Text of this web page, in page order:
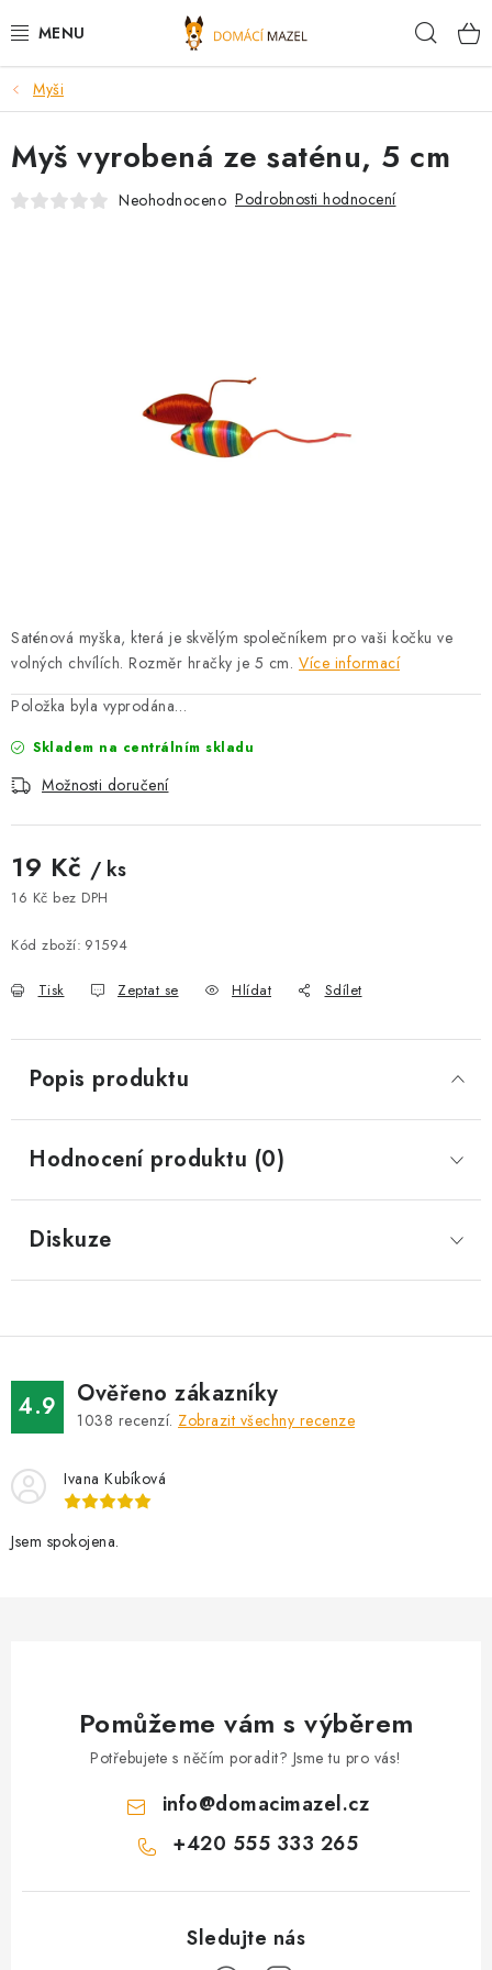
na
DOPORUČUJEME
VÝPRODEJ SKLADU
PSI
HODNOCENÍ OBCHODU
Kontakt Možnosti dopravy
Obchodní podmínky
Zásady zpracování osobních údajů
Věrnostní slevy
Myši
Saténová myška, která je skvělým společníkem pro vaši kočku ve
volných chvílích. Rozměr hračky je 5 cm. Více informací
Položka byla vyprodána…
Skladem na centrálním skladu
Možnosti doručení
19 Kč / ks
16 Kč bez DPH
Kód zboží: 91594
Tisk Zeptat se Hlídat Sdílet
Myš vyrobená ze saténu, 5 cm
Neohodnoceno Podrobnosti hodnocení
Popis produktu
Hodnocení produktu (0)
Diskuze
4.9 Ověřeno zákazníky
1038 recenzí. Zobrazit všechny recenze
Ivana Kubíková
Jsem spokojena.
Pomůžeme vám s výběrem
Potřebujete s něčím poradit? Jsme tu pro vás!
info@domacimazel.cz
+420 555 333 265